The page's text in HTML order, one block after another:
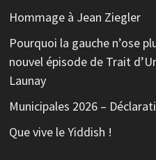
Hommage à Jean Ziegler
Pourquoi la gauche n’ose
nouvel épisode de Trait
Launay
Municipales 2026 –
Que vive le Yiddish !